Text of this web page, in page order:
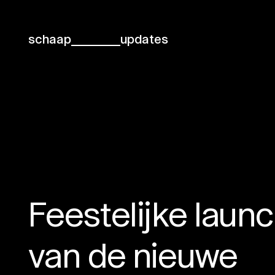
schaap updates
Feestelijke
van de nieuwe